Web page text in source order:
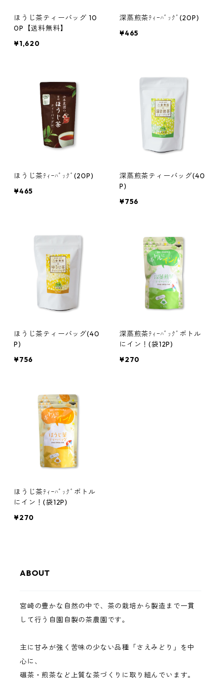
ほうじ茶ティーバッグ 10
0P【送料無料】
¥1,620
深蒸煎茶ﾃｨｰﾊﾞｯｸﾞ(20P)
¥465
ほうじ茶ﾃｨｰﾊﾞｯｸﾞ(20P)
¥465
深蒸煎茶ティーバッグ(40
P)
¥756
ほうじ茶ティーバッグ(40
P)
¥756
深蒸煎茶ﾃｨｰﾊﾞｯｸﾞボトル
にイン！(袋12P)
¥270
ほうじ茶ﾃｨｰﾊﾞｯｸﾞボトル
にイン！(袋12P)
¥270
ABOUT
宮崎の豊かな自然の中で、茶の栽培から製造まで一貫
して行う自園自製の茶農園です。
主に甘みが強く苦味の少ない品種「さえみどり」を中
心に、
碾茶・煎茶など上質な茶づくりに取り組んでいます。